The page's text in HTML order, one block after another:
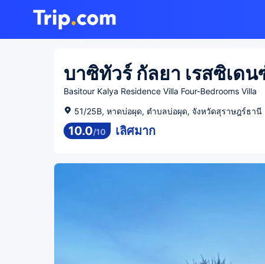
บาซิทัวร์ กัลยา เรสซิเด
Basitour Kalya Residence Villa Four-Bedrooms Villa
51/25B, หาดบ่อผุด, ตำบลบ่อผุด, จังหวัดสุราษฎร์ธานี
10.0/10 เลิศมาก